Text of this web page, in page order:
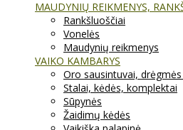
MAUDYNIŲ REIKMENYS,
Rankšluoščiai
Vonelės
Maudynių reikmenys
VAIKO KAMBARYS
Oro sausintuvai,
Stalai, kėdės, komplektai
Sūpynės
Žaidimų kėdės